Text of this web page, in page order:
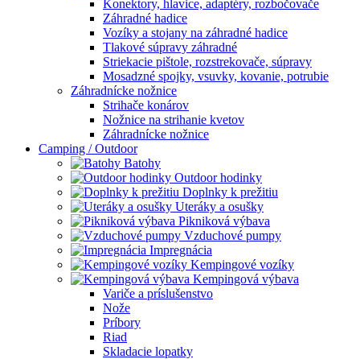
Konektory, hlavice, adaptéry, rozbočovače
Záhradné hadice
Vozíky a stojany na záhradné hadice
Tlakové súpravy záhradné
Striekacie pištole, rozstrekovače, súpravy
Mosadzné spojky, vsuvky, kovanie, potrubie
Záhradnícke nožnice
Strihače konárov
Nožnice na strihanie kvetov
Záhradnícke nožnice
Camping / Outdoor
Batohy
Outdoor hodinky
Doplnky k prežitiu
Uteráky a osušky
Pikniková výbava
Vzduchové pumpy
Impregnácia
Kempingové vozíky
Kempingová výbava
Variče a príslušenstvo
Nože
Príbory
Riad
Skladacie lopatky